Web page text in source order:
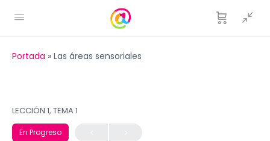
Portada » Las áreas sensoriales
LECCIÓN 1, TEMA 1
En Progreso